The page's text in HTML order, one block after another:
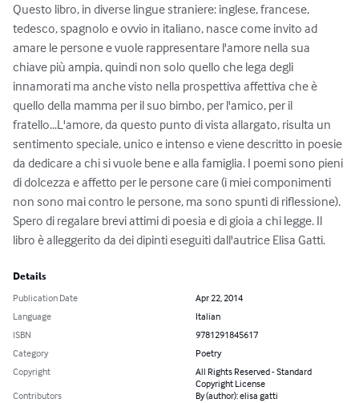
Questo libro, in diverse lingue straniere: inglese, francese,
tedesco, spagnolo e ovvio in italiano, nasce come invito ad
amare le persone e vuole rappresentare l'amore nella sua
chiave più ampia, quindi non solo quello che lega degli
innamorati ma anche visto nella prospettiva affettiva che è
quello della mamma per il suo bimbo, per l'amico, per il
fratello...L'amore, da questo punto di vista allargato, risulta un
sentimento speciale, unico e intenso e viene descritto in poesie
da dedicare a chi si vuole bene e alla famiglia. I poemi sono pieni
di dolcezza e affetto per le persone care (i miei componimenti
non sono mai contro le persone, ma sono spunti di riflessione).
Spero di regalare brevi attimi di poesia e di gioia a chi legge. Il
libro è alleggerito da dei dipinti eseguiti dall'autrice Elisa Gatti.
Details
Publication Date
Apr 22, 2014
Language
Italian
ISBN
9781291845617
Category
Poetry
Copyright
All Rights Reserved - Standard
Copyright License
Contributors
By (author): elisa gatti